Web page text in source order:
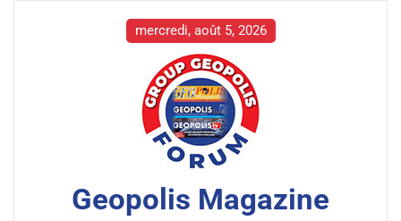
mercredi, août 5, 2026
Geopolis Magazine